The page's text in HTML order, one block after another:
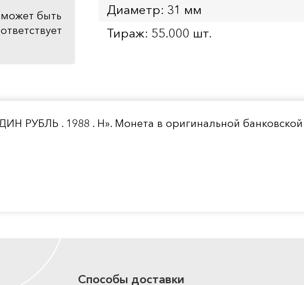
быть
Диаметр: 31 мм
Тираж: 55.000 шт.
РУБЛЬ . 1988 . Н». Монета в оригинальной банковской
Способы доставки